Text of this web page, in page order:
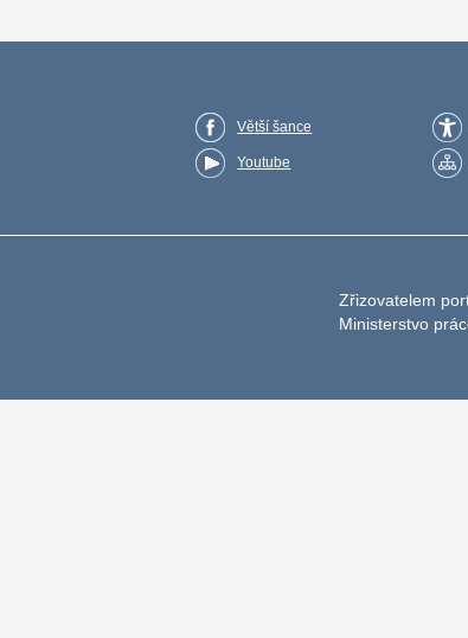
Větší šance
Youtube
Zřizovatelem
Ministerstvo